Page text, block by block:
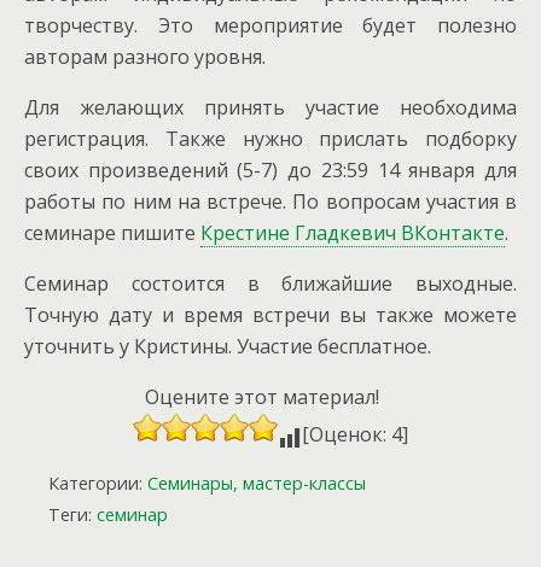
творчеству. Это мероприятие будет полезно
авторам разного уровня.
Для желающих принять участие необходима
регистрация. Также нужно прислать подборку
своих произведений (5-7) до 23:59 14 января для
работы по ним на встрече. По вопросам участия в
семинаре пишите Крестине Гладкевич ВКонтакте.
Семинар состоится в ближайшие выходные.
Точную дату и время встречи вы также можете
уточнить у Кристины. Участие бесплатное.
Оцените этот материал!
[Оценок: 4]
Категории: Семинары, мастер-классы
Теги: семинар